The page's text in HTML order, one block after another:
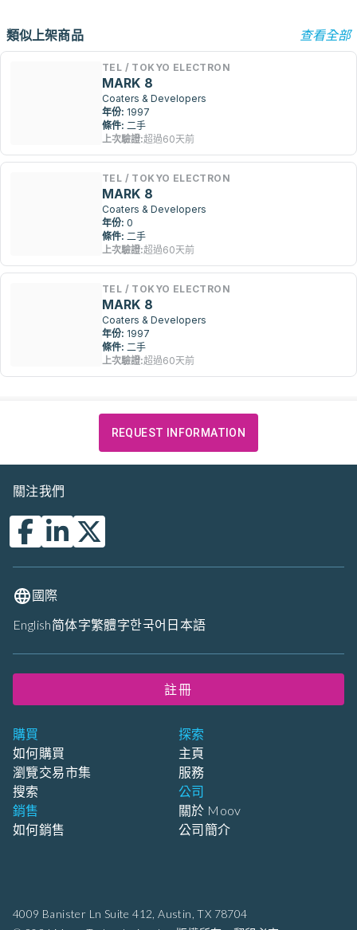
類似上架商品 查看全部
TEL / TOKYO ELECTRON
MARK 8
Coaters & Developers
年份: 1997
條件: 二手
上次驗證:超過60天前
TEL / TOKYO ELECTRON
MARK 8
Coaters & Developers
年份: 0
條件: 二手
上次驗證:超過60天前
TEL / TOKYO ELECTRON
MARK 8
Coaters & Developers
年份: 1997
條件: 二手
上次驗證:超過60天前
REQUEST INFORMATION
4009 Banister Ln Suite 412, Austin, TX 78704
購買
如何購買
瀏覽交易市集
搜索
銷售
如何銷售
探索
主頁
服務
公司
關於 Moov
公司簡介
關注我們
國際
English简体字繁體字한국어 日本語
註冊